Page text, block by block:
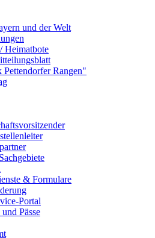
und der Welt
Heimatbote
Rangen"
& Formulare
Portal
Pässe